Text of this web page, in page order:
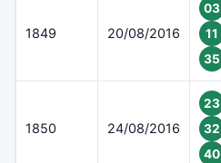
1849 20/08/2016
03
11
35
1850 24/08/2016
23
32
40